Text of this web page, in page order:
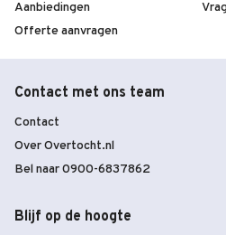
Aanbiedingen
Offerte aanvragen
Contact met ons team
Contact
Over Overtocht.nl
Bel naar 0900-6837862
Blijf op de hoogte